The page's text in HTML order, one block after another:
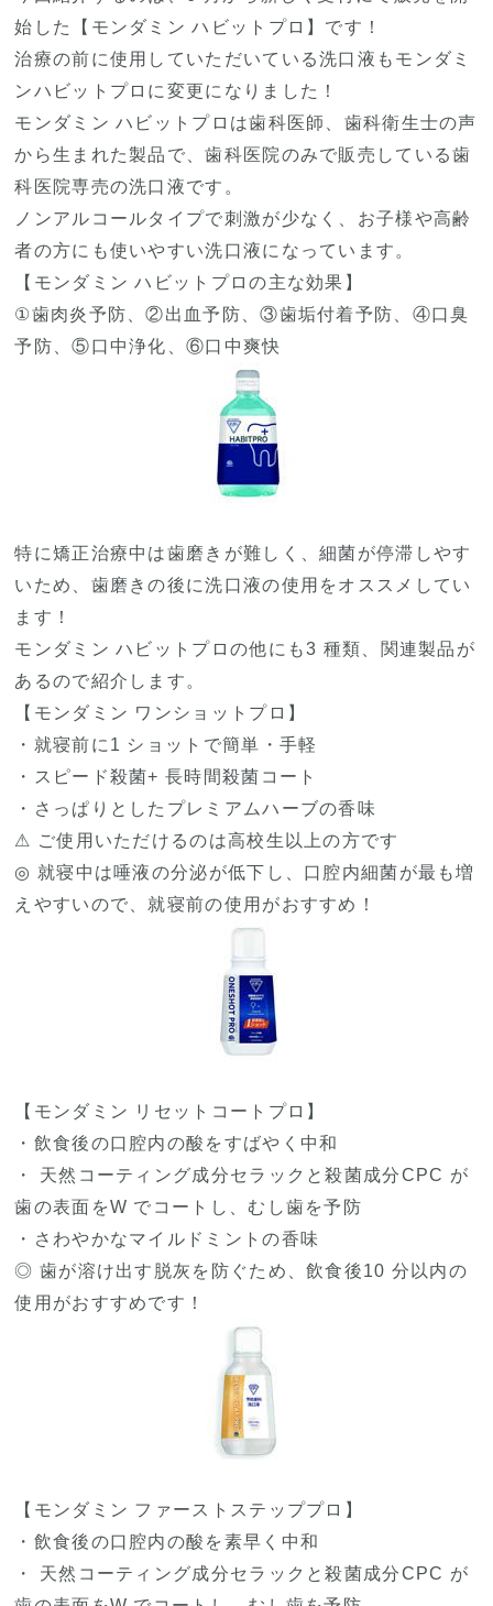
始した【モンダミン ハビットプロ】です！
治療の前に使用していただいている洗口液もモンダミ
ンハビットプロに変更になりました！
モンダミン ハビットプロは歯科医師、歯科衛生士の声
から生まれた製品で、歯科医院のみで販売している歯
科医院専売の洗口液です。
ノンアルコールタイプで刺激が少なく、お子様や高齢
者の方にも使いやすい洗口液になっています。
【モンダミン ハビットプロの主な効果】
①歯肉炎予防、②出血予防、③歯垢付着予防、④口臭
予防、⑤口中浄化、⑥口中爽快
特に矯正治療中は歯磨きが難しく、細菌が停滞しやす
いため、歯磨きの後に洗口液の使用をオススメしてい
ます！
モンダミン ハビットプロの他にも3 種類、関連製品が
あるので紹介します。
【モンダミン ワンショットプロ】
・就寝前に1 ショットで簡単・手軽
・スピード殺菌+ 長時間殺菌コート
・さっぱりとしたプレミアムハーブの香味
⚠ ご使用いただけるのは高校生以上の方です
◎ 就寝中は唾液の分泌が低下し、口腔内細菌が最も増
えやすいので、就寝前の使用がおすすめ！
【モンダミン リセットコートプロ】
・飲食後の口腔内の酸をすばやく中和
・ 天然コーティング成分セラックと殺菌成分CPC が
歯の表面をW でコートし、むし歯を予防
・さわやかなマイルドミントの香味
◎ 歯が溶け出す脱灰を防ぐため、飲食後10 分以内の
使用がおすすめです！
【モンダミン ファーストステッププロ】
・飲食後の口腔内の酸を素早く中和
・ 天然コーティング成分セラックと殺菌成分CPC が